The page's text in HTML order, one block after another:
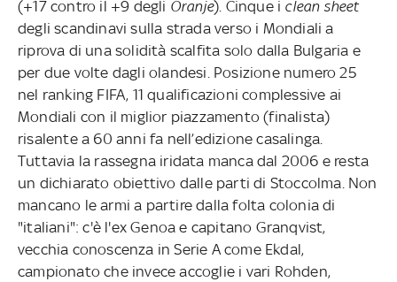
(+17 contro il +9 degli Oranje). Cinque i clean sheet
degli scandinavi sulla strada verso i Mondiali a
riprova di una solidità scalfita solo dalla Bulgaria e
per due volte dagli olandesi. Posizione numero 25
nel ranking FIFA, 11 qualificazioni complessive ai
Mondiali con il miglior piazzamento (finalista)
risalente a 60 anni fa nell’edizione casalinga.
Tuttavia la rassegna iridata manca dal 2006 e resta
un dichiarato obiettivo dalle parti di Stoccolma. Non
mancano le armi a partire dalla folta colonia di
"italiani": c'è l'ex Genoa e capitano Granqvist,
vecchia conoscenza in Serie A come Ekdal,
campionato che invece accoglie i vari Rohden,